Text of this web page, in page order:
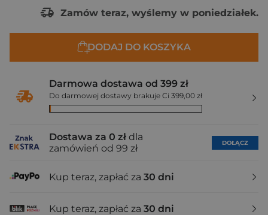
Zamów teraz, wyślemy w poniedziałek.
DODAJ DO KOSZYKA
Darmowa dostawa od 399 zł
Do darmowej dostawy brakuje Ci 399,00 zł
Dostawa za 0 zł dla
zamówień od 99 zł
DOŁĄCZ
Kup teraz, zapłać za 30 dni
Kup teraz, zapłać za 30 dni